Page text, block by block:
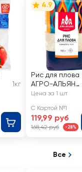
1кг
4.9
Рис для плова
АГРО-АЛЬЯНС
Экстра
Цена за 1 шт
С Картой №1
119,99 руб
168,42 руб -28%
Все